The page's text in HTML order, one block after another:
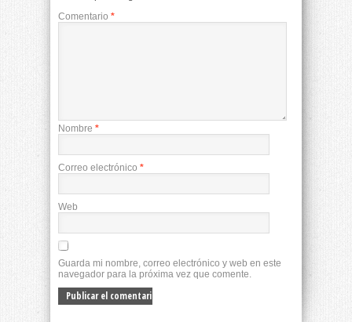
Comentario *
Nombre *
Correo electrónico *
Web
Guarda mi nombre, correo electrónico y web en este
navegador para la próxima vez que comente.